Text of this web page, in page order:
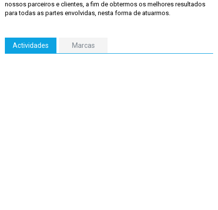
nossos parceiros e clientes, a fim de obtermos os melhores resultados
para todas as partes envolvidas, nesta forma de atuarmos.
Actividades Marcas